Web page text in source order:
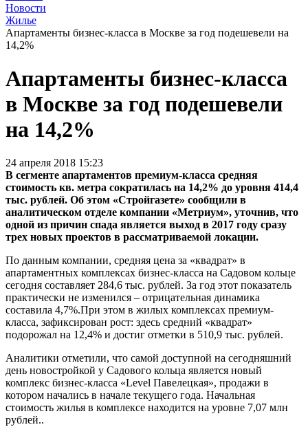
Новости
Жилье
Апартаменты бизнес-класса в Москве за год подешевели на
14,2%
Апартаменты бизнес-класса
в Москве за год подешевели
на 14,2%
24 апреля 2018 15:23
В сегменте апартаментов премиум-класса средняя
стоимость кв. метра сократилась на 14,2% до уровня 414,4
тыс. рублей. Об этом «Стройгазете» сообщили в
аналитическом отделе компании «Метриум», уточнив, что
одной из причин спада является выход в 2017 году сразу
трех новых проектов в рассматриваемой локации.
По данным компании, средняя цена за «квадрат» в
апартаментных комплексах бизнес-класса на Садовом кольце
сегодня составляет 284,6 тыс. рублей. За год этот показатель
практически не изменился – отрицательная динамика
составила 4,7%.При этом в жилых комплексах премиум-
класса, зафиксирован рост: здесь средний «квадрат»
подорожал на 12,4% и достиг отметки в 510,9 тыс. рублей.
Аналитики отметили, что самой доступной на сегодняшний
день новостройкой у Садового кольца является новый
комплекс бизнес-класса «Level Павелецкая», продажи в
котором начались в начале текущего года. Начальная
стоимость жилья в комплексе находится на уровне 7,07 млн
рублей..